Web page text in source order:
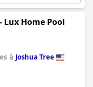
Lux Home Pool
à Joshua Tree